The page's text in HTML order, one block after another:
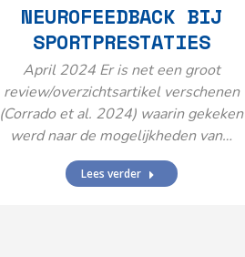
NEUROFEEDBACK BIJ
SPORTPRESTATIES
April 2024 Er is net een groot
review/overzichtsartikel verschenen
(Corrado et al. 2024) waarin gekeken
werd naar de mogelijkheden van…
Lees verder